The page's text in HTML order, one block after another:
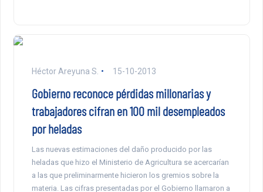
Héctor Areyuna S. 15-10-2013
Gobierno reconoce pérdidas millonarias y
trabajadores cifran en 100 mil desempleados
por heladas
Las nuevas estimaciones del daño producido por las
heladas que hizo el Ministerio de Agricultura se acercarían
a las que preliminarmente hicieron los gremios sobre la
materia. Las cifras presentadas por el Gobierno llamaron a